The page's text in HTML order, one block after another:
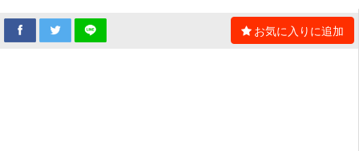
お気に入りに追加